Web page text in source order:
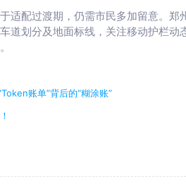
适配过渡期，仍需市民多加留意。
道划分及地面标线，关注移动护栏
账单”背后的“糊涂账”